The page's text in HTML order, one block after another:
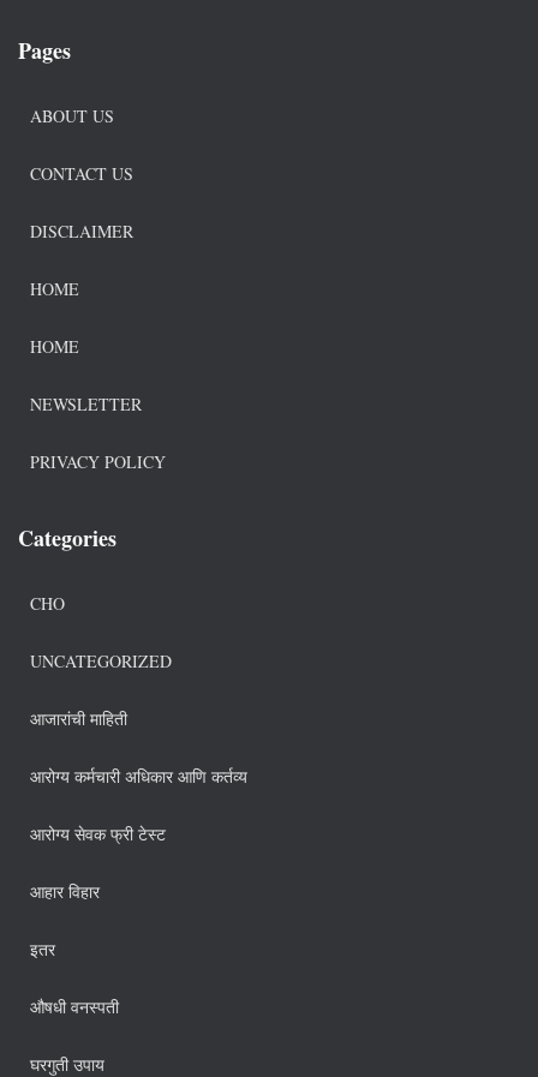
Pages
ABOUT US
CONTACT US
DISCLAIMER
HOME
HOME
NEWSLETTER
PRIVACY POLICY
Categories
CHO
UNCATEGORIZED
आजारांची माहिती
आरोग्य कर्मचारी अधिकार आणि कर्तव्य
आरोग्य सेवक फ्री टेस्ट
आहार विहार
इतर
औषधी वनस्पती
घरगुती उपाय